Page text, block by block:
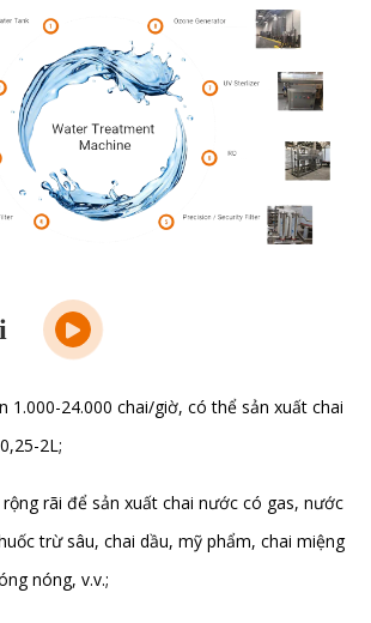
1.000-24.000 chai/giờ, có thể sản xuất chai
2L;
rãi để sản xuất chai nước có gas, nước
trừ sâu, chai dầu, mỹ phẩm, chai miệng
nóng, v.v.;